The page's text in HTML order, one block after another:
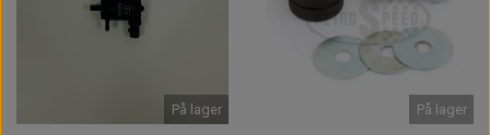
På lager På lager